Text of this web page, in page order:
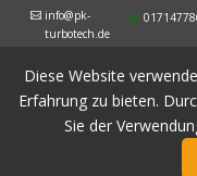
info@pk-
turbotech.de
Diese Website
Erfahrung zu bieten.
Sie der